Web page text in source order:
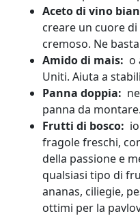
Aceto di vino
creare un cuore
cremoso. Ne
Amido di mais: o
Uniti. Aiuta a
Panna doppia:
panna da montare.
Frutti di bosco:
fragole freschi,
della passione e
qualsiasi tipo di
ananas, ciliegie,
ottimi per la